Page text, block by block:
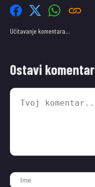
Učitavanje komentara…
Ostavi komentar